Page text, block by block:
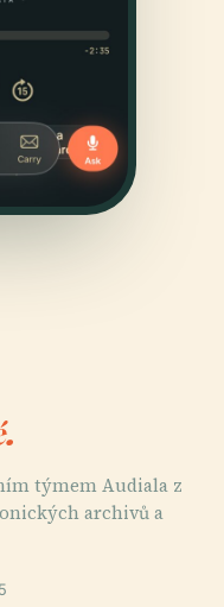
týmem Audiala z
archivů a